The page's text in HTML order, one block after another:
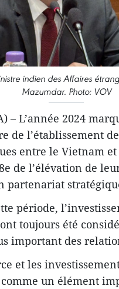
indien des Affaires
Mazumdar. Photo: VOV
– L’année 2024
de l’établissement
entre le Vietnam et
de l’élévation de
partenariat
période,
toujours été
important des
et les
un élément